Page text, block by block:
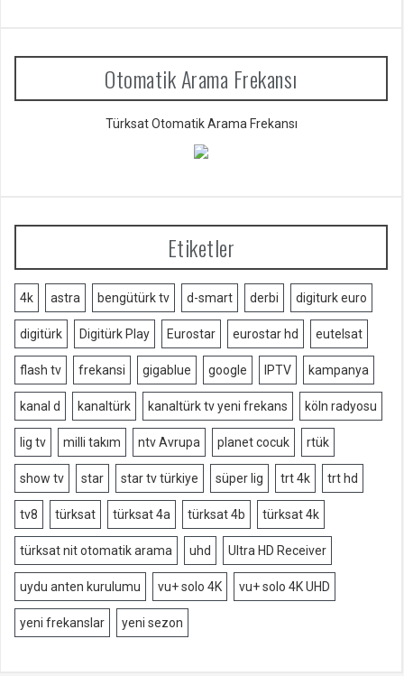
Otomatik Arama Frekansı
Türksat Otomatik Arama Frekansı
Etiketler
4k astra bengütürk tv d-smart derbi digiturk euro
digitürk Digitürk Play Eurostar eurostar hd eutelsat
flash tv frekansi gigablue google IPTV kampanya
kanal d kanaltürk kanaltürk tv yeni frekans köln radyosu
lig tv milli takım ntv Avrupa planet cocuk rtük
show tv star star tv türkiye süper lig trt 4k trt hd
tv8 türksat türksat 4a türksat 4b türksat 4k
türksat nit otomatik arama uhd Ultra HD Receiver
uydu anten kurulumu vu+ solo 4K vu+ solo 4K UHD
yeni frekanslar yeni sezon